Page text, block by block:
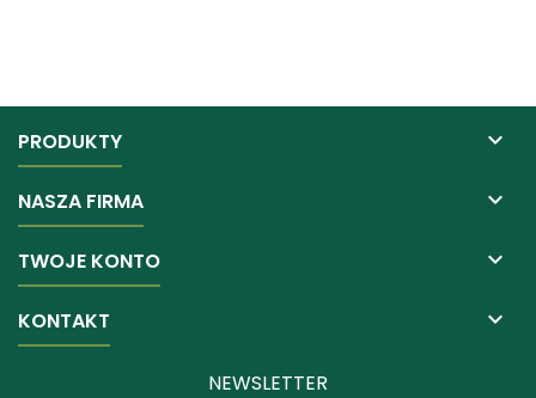
PRODUKTY 
NASZA FIRMA 
TWOJE KONTO 
KONTAKT 
NEWSLETTER